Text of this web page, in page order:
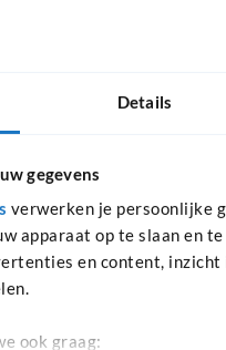
Details
gegevens
verwerken je persoonlijke
apparaat op te slaan en
en content,
ook graag:
Voornaam
Achternaam
Ik ga akkoord met de